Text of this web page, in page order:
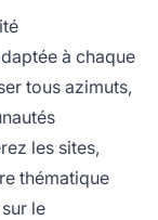
à chaque
tous azimuts,
les sites,
thématique
le